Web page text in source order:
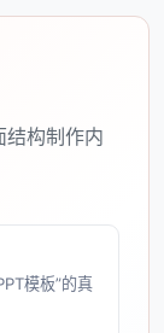
结构制作内
模板”的真